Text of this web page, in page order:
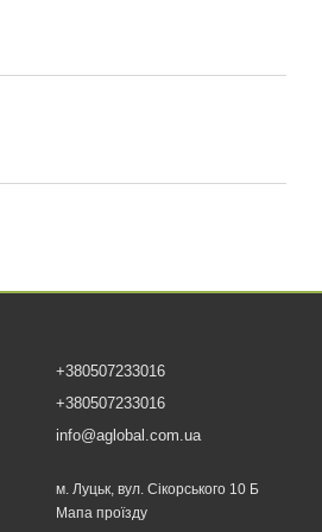
+380507233016
+380507233016
info@aglobal.com.ua
м. Луцьк, вул. Сікорського 10 Б
Мапа проїзду